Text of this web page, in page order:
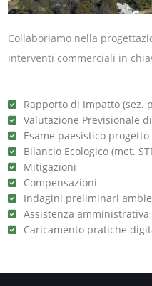
Collaboriamo nella
interventi commerciali in
Rapporto di Impatto (sez.
Valutazione Previsionale
Esame paesistico progetto
Bilancio Ecologico (met.
Mitigazioni
Compensazioni
Indagini preliminari
Assistenza
Caricamento pratiche